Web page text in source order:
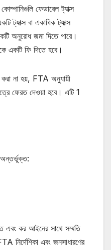
ফেডারেল ট্যাক্স
ট্যাক্স বা একাধিক ট্যাক্স
অনুরোধ জমা দিতে পারে।
একটি ফি দিতে হবে।
করা না হয়, FTA অনুযায়ী
ফেরত দেওয়া হবে। এটি 1
অন্তর্ভুক্ত:
এবং কর আইনের সাথে সম্মতি
নির্দেশিকা এবং জনসাধারণের